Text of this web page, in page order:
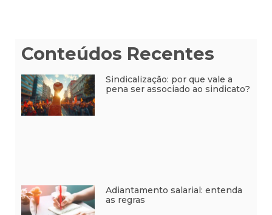
Conteúdos Recentes
Sindicalização: por que vale a
pena ser associado ao sindicato?
Adiantamento salarial: entenda
as regras